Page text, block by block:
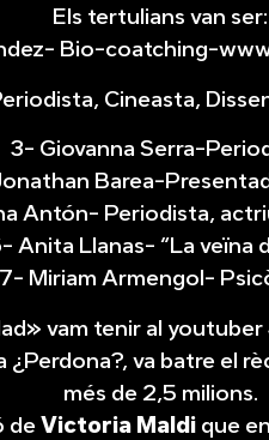
Els tertulians van ser:
Bio-coatching-
Cineasta,
3- Giovanna Serra-
Barea-
Antón- Periodista,
Anita Llanas- “La veïna
7- Miriam Armengol-
vam tenir al youtuber
¿Perdona?, va batre el
més de 2,5 milions.
de Victoria Maldi que